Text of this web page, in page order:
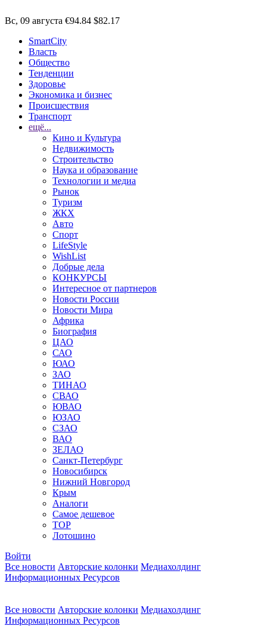
Вс, 09 августа €94.84 $82.17
SmartCity
Власть
Общество
Тенденции
Здоровье
Экономика и бизнес
Происшествия
Транспорт
ещё...
Кино и Культура
Недвижимость
Строительство
Наука и образование
Технологии и медиа
Рынок
Туризм
ЖКХ
Авто
Спорт
LifeStyle
WishList
Добрые дела
КОНКУРСЫ
Интересное от партнеров
Новости России
Новости Мира
Африка
Биография
ЦАО
САО
ЮАО
ЗАО
ТИНАО
СВАО
ЮВАО
ЮЗАО
СЗАО
ВАО
ЗЕЛАО
Санкт-Петербург
Новосибирск
Нижний Новгород
Крым
Аналоги
Самое дешевое
TOP
Лотошино
Войти
Все новости Авторские колонки Медиахолдинг
Информационных Ресурсов
Все новости Авторские колонки Медиахолдинг
Информационных Ресурсов